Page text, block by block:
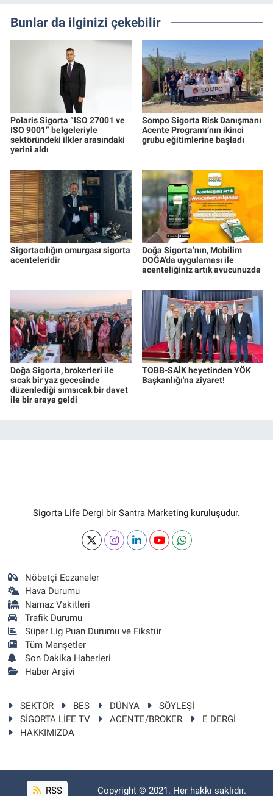
Bunlar da ilginizi çekebilir
Polaris Sigorta “ISO 27001 ve
ISO 9001” belgeleriyle
sektöründeki ilkler arasındaki
yerini aldı
Sompo Sigorta Risk Danışmanı
Acente Programı’nın ikinci
grubu eğitimlerine başladı
Sigortacılığın omurgası sigorta
acenteleridir
Doğa Sigorta’nın, Mobilim
DOĞA’da uygulaması ile
acenteliğiniz artık avucunuzda
Doğa Sigorta, brokerleri ile
sıcak bir yaz gecesinde
düzenlediği sımsıcak bir davet
ile bir araya geldi
TOBB-SAİK heyetinden YÖK
Başkanlığı'na ziyaret!
Sigorta Life Dergi bir Santra Marketing kuruluşudur.
Nöbetçi Eczaneler
Hava Durumu
Namaz Vakitleri
Trafik Durumu
Süper Lig Puan Durumu ve Fikstür
Tüm Manşetler
Son Dakika Haberleri
Haber Arşivi
SEKTÖR BES DÜNYA
SÖYLEŞİ
SİGORTA LİFE TV
ACENTE/BROKER
E DERGİ
HAKKIMIZDA
RSS Copyright © 2021. Her hakkı saklıdır.